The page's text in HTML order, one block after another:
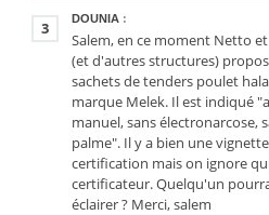
3 DOUNIA :
Salem, en ce moment Netto
(et d'autres structures)
sachets de tenders poulet
marque Melek. Il est indiqué
manuel, sans électronarcose,
palme". Il y a bien une
certification mais on ignore
certificateur. Quelqu'un
éclairer ? Merci, salem